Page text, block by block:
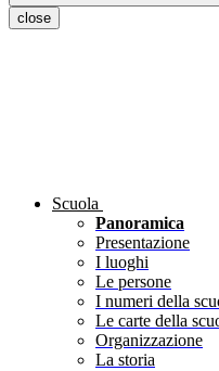
close
Scuola
Panoramica
Presentazione
I luoghi
Le persone
I numeri della
Le carte della
Organizzazione
La storia